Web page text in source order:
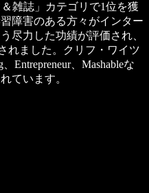
雑誌」カテゴリで1位を獲
障害のある方々がインター
尽力した功績が評価され、
れました。クリフ・ワイツ
Entrepreneur、Mashableな
ています。